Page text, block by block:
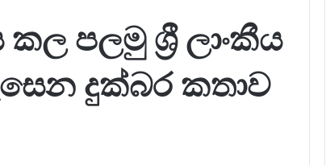
පලමු ශ්‍රී ලාංකීය
දුක්බර කතාව